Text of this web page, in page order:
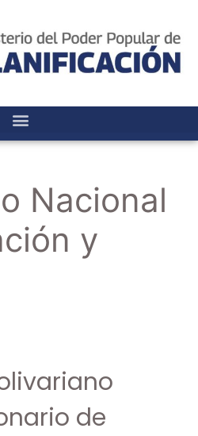
Nacional
y
de